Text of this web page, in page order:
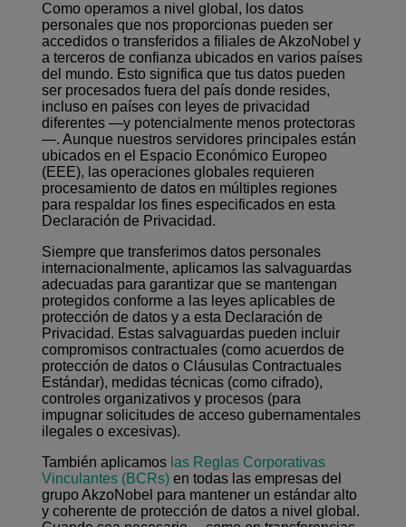
Como operamos a nivel global, los datos
personales que nos proporcionas pueden ser
accedidos o transferidos a filiales de AkzoNobel y
a terceros de confianza ubicados en varios países
del mundo. Esto significa que tus datos pueden
ser procesados fuera del país donde resides,
incluso en países con leyes de privacidad
diferentes —y potencialmente menos protectoras
—. Aunque nuestros servidores principales están
ubicados en el Espacio Económico Europeo
(EEE), las operaciones globales requieren
procesamiento de datos en múltiples regiones
para respaldar los fines especificados en esta
Declaración de Privacidad.
Siempre que transferimos datos personales
internacionalmente, aplicamos las salvaguardas
adecuadas para garantizar que se mantengan
protegidos conforme a las leyes aplicables de
protección de datos y a esta Declaración de
Privacidad. Estas salvaguardas pueden incluir
compromisos contractuales (como acuerdos de
protección de datos o Cláusulas Contractuales
Estándar), medidas técnicas (como cifrado),
controles organizativos y procesos (para
impugnar solicitudes de acceso gubernamentales
ilegales o excesivas).
También aplicamos las Reglas Corporativas
Vinculantes (BCRs) en todas las empresas del
grupo AkzoNobel para mantener un estándar alto
y coherente de protección de datos a nivel global.